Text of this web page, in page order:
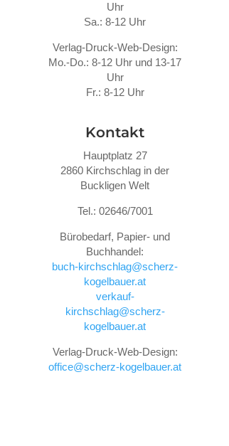
Uhr
Sa.: 8-12 Uhr
Verlag-Druck-Web-Design:
Mo.-Do.: 8-12 Uhr und 13-17
Uhr
Fr.: 8-12 Uhr
Kontakt
Hauptplatz 27
2860 Kirchschlag in der
Buckligen Welt
Tel.: 02646/7001
Bürobedarf, Papier- und
Buchhandel:
buch-kirchschlag@scherz-
kogelbauer.at
verkauf-
kirchschlag@scherz-
kogelbauer.at
Verlag-Druck-Web-Design:
office@scherz-kogelbauer.at